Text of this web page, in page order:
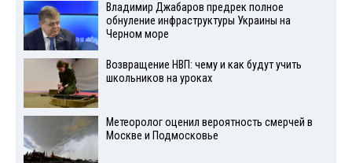
Владимир Джабаров предрек полное
обнуление инфраструктуры Украины на
Черном море
Возвращение НВП: чему и как будут учить
школьников на уроках
Метеоролог оценил вероятность смерчей в
Москве и Подмосковье